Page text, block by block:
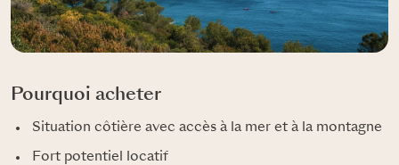
Pourquoi acheter
Situation côtière avec accès à la mer et à la montagne
Fort potentiel locatif